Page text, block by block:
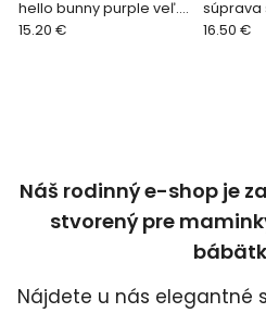
hello bunny purple veľ.
62/68
15.20 €
súprava
veľ. na
16.50 €
Náš rodinný e-shop je
stvorený pre
Nájdete u nás elegantné